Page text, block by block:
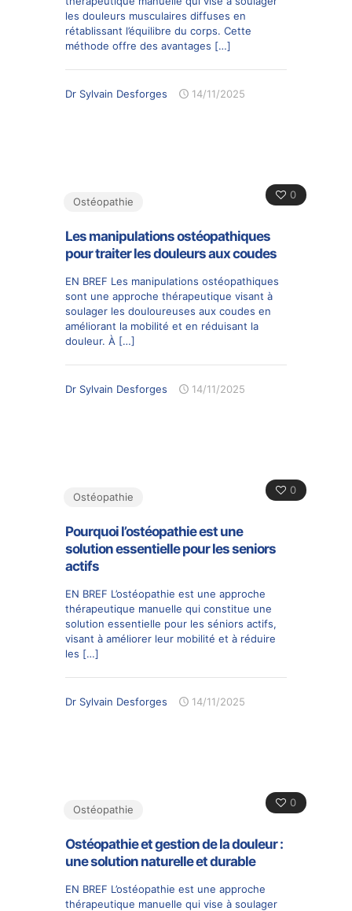
les douleurs musculaires diffuses en
rétablissant l’équilibre du corps. Cette
méthode offre des avantages […]
Dr Sylvain Desforges 14/11/2025
0
Ostéopathie
Les manipulations ostéopathiques
pour traiter les douleurs aux coudes
EN BREF Les manipulations ostéopathiques
sont une approche thérapeutique visant à
soulager les douloureuses aux coudes en
améliorant la mobilité et en réduisant la
douleur. À […]
Dr Sylvain Desforges 14/11/2025
0
Ostéopathie
Pourquoi l’ostéopathie est une
solution essentielle pour les seniors
actifs
EN BREF L’ostéopathie est une approche
thérapeutique manuelle qui constitue une
solution essentielle pour les séniors actifs,
visant à améliorer leur mobilité et à réduire
les […]
Dr Sylvain Desforges 14/11/2025
0
Ostéopathie
Ostéopathie et gestion de la douleur :
une solution naturelle et durable
EN BREF L’ostéopathie est une approche
thérapeutique manuelle qui vise à soulager